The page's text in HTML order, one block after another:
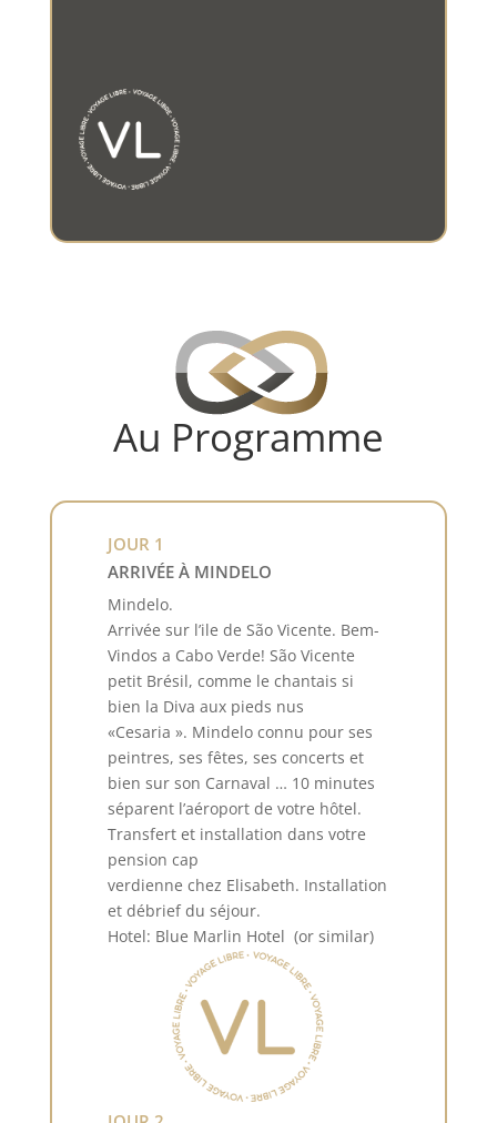
Au Programme
JOUR 1
ARRIVÉE À MINDELO
Mindelo.
Arrivée sur l’ile de São Vicente. Bem-
Vindos a Cabo Verde! São Vicente
petit Brésil, comme le chantais si
bien la Diva aux pieds nus
«Cesaria ». Mindelo connu pour ses
peintres, ses fêtes, ses concerts et
bien sur son Carnaval … 10 minutes
séparent l’aéroport de votre hôtel.
Transfert et installation dans votre
pension cap
verdienne chez Elisabeth. Installation
et débrief du séjour.
Hotel: Blue Marlin Hotel (or similar)